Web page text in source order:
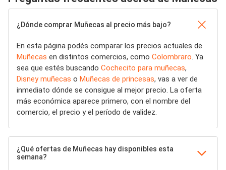
¿Dónde comprar Muñecas al precio más bajo?
En esta página podés comparar los precios actuales de
Muñecas en distintos comercios, como Colombraro. Ya
sea que estés buscando Cochecito para muñecas,
Disney muñecas o Muñecas de princesas, vas a ver de
inmediato dónde se consigue al mejor precio. La oferta
más económica aparece primero, con el nombre del
comercio, el precio y el período de validez.
¿Qué ofertas de Muñecas hay disponibles esta
semana?